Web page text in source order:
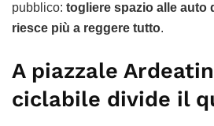
pubblico: togliere spazio alle auto
riesce più a reggere tutto.
A piazzale
ciclabile divide il